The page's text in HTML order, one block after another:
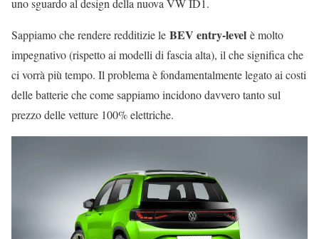
uno sguardo al design della nuova VW ID1.
Sappiamo che rendere redditizie le BEV entry-level è molto
impegnativo (rispetto ai modelli di fascia alta), il che significa che
ci vorrà più tempo. Il problema è fondamentalmente legato ai costi
delle batterie che come sappiamo incidono davvero tanto sul
prezzo delle vetture 100% elettriche.